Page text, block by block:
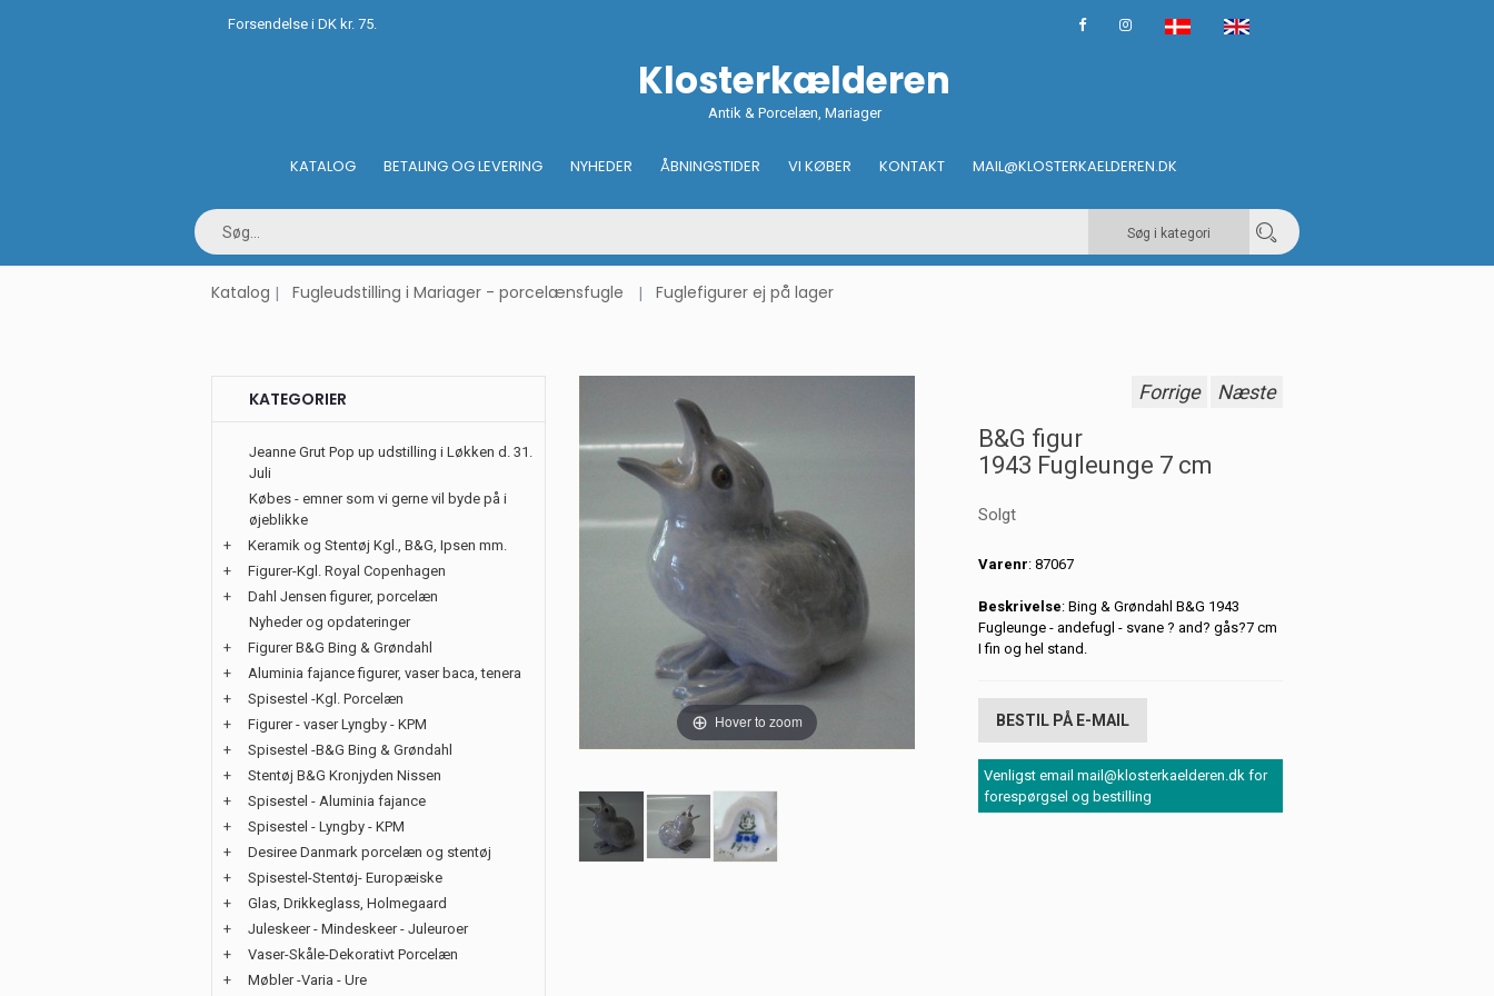
Forsendelse i DK kr. 75.
Klosterkælderen
Antik & Porcelæn, Mariager
KATALOG BETALING OG LEVERING NYHEDER ÅBNINGSTIDER VI KØBER KONTAKT MAIL@KLOSTERKAELDEREN.DK
Søg i kategori
Katalog Fugleudstilling i Mariager - porcelænsfugle Fuglefigurer ej på lager
KATEGORIER
Jeanne Grut Pop up udstilling i Løkken d. 31.
Juli
Købes - emner som vi gerne vil byde på i
øjeblikke
+
Keramik og Stentøj Kgl., B&G, Ipsen mm.
+
Figurer-Kgl. Royal Copenhagen
+
Dahl Jensen figurer, porcelæn
Nyheder og opdateringer
+
Figurer B&G Bing & Grøndahl
+
Aluminia fajance figurer, vaser baca, tenera
+
Spisestel -Kgl. Porcelæn
+
Figurer - vaser Lyngby - KPM
+
Spisestel -B&G Bing & Grøndahl
+
Stentøj B&G Kronjyden Nissen
+
Spisestel - Aluminia fajance
+
Spisestel - Lyngby - KPM
+
Desiree Danmark porcelæn og stentøj
+
Spisestel-Stentøj- Europæiske
+
Glas, Drikkeglass, Holmegaard
+
Juleskeer - Mindeskeer - Juleuroer
+
Vaser-Skåle-Dekorativt Porcelæn
+
Møbler -Varia - Ure
Hover to zoom
Forrige Næste
B&G figur
1943 Fugleunge 7 cm
Solgt
Varenr: 87067
Beskrivelse: Bing & Grøndahl B&G 1943
Fugleunge - andefugl - svane ? and? gås?7 cm
I fin og hel stand.
BESTIL PÅ E-MAIL
Venligst email mail@klosterkaelderen.dk for
forespørgsel og bestilling